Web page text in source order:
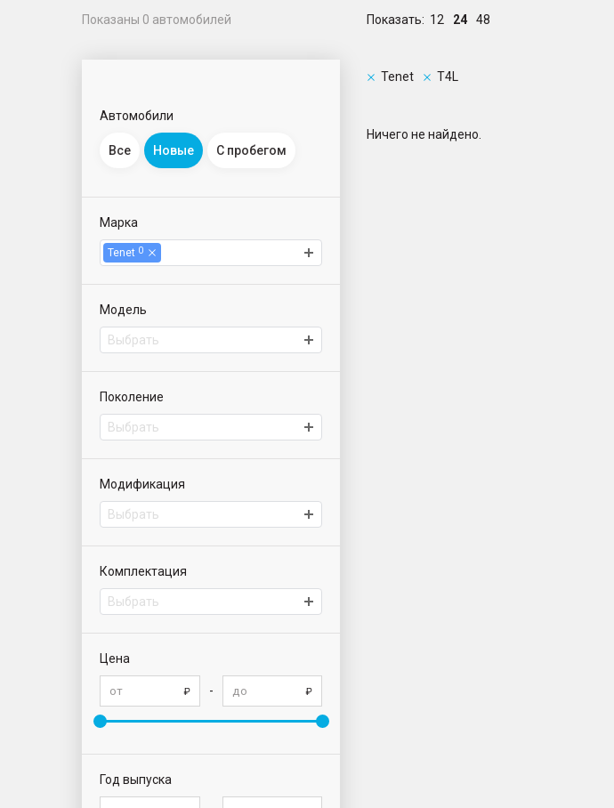
Показаны 0 автомобилей
Автомобили
Все Новые С пробегом
Марка
Tenet 0
Модель
Выбрать
Поколение
Выбрать
Модификация
Выбрать
Комплектация
Выбрать
Цена
-
Год выпуска
Показать: 12 24 48
Tenet T4L
Ничего не найдено.